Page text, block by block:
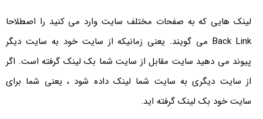
لینک هایی که به صفحات مختلف سایت وارد می کنید را اصطلاحا
Back Link می گویند. یعنی زمانیکه از سایت خود به سایت دیگر
پیوند می دهید سایت مقابل از سایت شما بک لینک گرفته است. اگر
از سایت دیگری به سایت شما لینک داده شود ، یعنی شما برای
سایت خود بک لینک گرفته اید.